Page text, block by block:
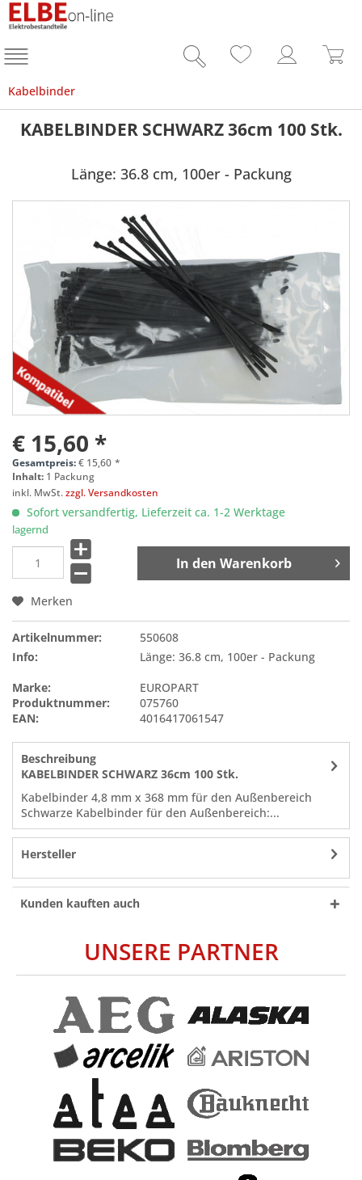
Kabelbinder
KABELBINDER SCHWARZ 36cm 100 Stk.
Länge: 36.8 cm, 100er - Packung
€ 15,60 *
Gesamtpreis:€ 15,60 *
Inhalt: 1 Packung
inkl. MwSt.zzgl. Versandkosten
Sofort versandfertig, Lieferzeit ca. 1-2 Werktage
lagernd
In den Warenkorb
Merken
Artikelnummer:
550608
Info:
Länge: 36.8 cm, 100er - Packung
Marke:
EUROPART
Produktnummer:
075760
EAN:
4016417061547
Beschreibung
KABELBINDER SCHWARZ 36cm 100 Stk.
Kabelbinder 4,8 mm x 368 mm für den Außenbereich
Schwarze Kabelbinder für den Außenbereich:...
Hersteller
Kunden kauften auch
UNSERE PARTNER